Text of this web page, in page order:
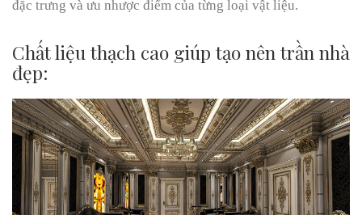
đặc trưng và ưu nhược điểm của từng loại vật liệu.
Chất liệu thạch cao giúp tạo nên trần nhà
đẹp: